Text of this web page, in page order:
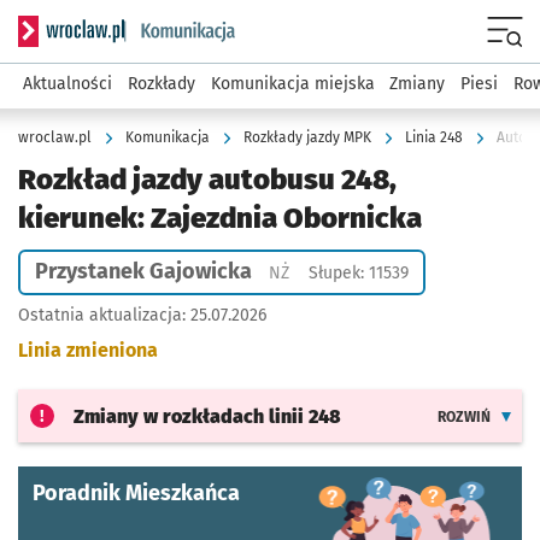
Serwis informacyjny wroclaw.pl podserwis: Komunikacja
Aktualności Rozkłady Komunikacja miejska Zmiany Piesi
wroclaw.pl Komunikacja Rozkłady jazdy MPK Linia 248
Rozkład jazdy autobusu 248,
kierunek: Zajezdnia Obornicka
Przystanek Gajowicka NŻPrzystanek na życzenie
Słupek: 11539
Ostatnia aktualizacja: 25.07.2026
Linia zmieniona
Zmiany w rozkładach linii 248 ROZWIŃ
Poradnik Mieszkańca